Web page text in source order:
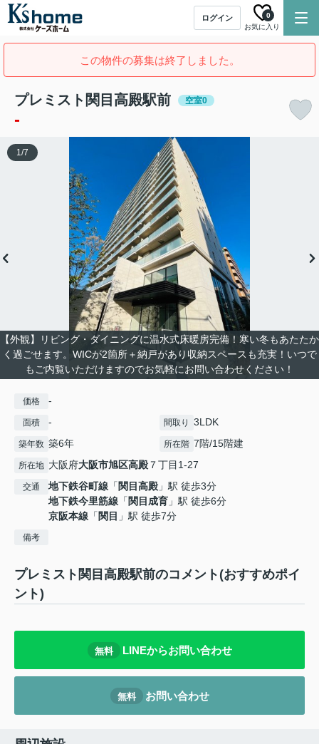
ログイン
お気に入り
0
この物件の募集は終了しました。
プレミスト関目高殿駅前 空室0
-
【外観】リビング・ダイニングに温水式床暖房完備！寒い冬もあたたか
く過ごせます。WICが2箇所＋納戸があり収納スペースも充実！いつで
もご内覧いただけますのでお気軽にお問い合わせください！
1/7
価格 -
面積 - 間取り 3LDK
築年数 築6年 所在階 7階/15階建
所在地 大阪府大阪市旭区高殿 ７丁目1-27
交通 地下鉄谷町線 「 関目高殿 」駅 徒歩3分
地下鉄今里筋線 「 関目成育 」駅 徒歩6分
京阪本線 「 関目 」駅 徒歩7分
備考
プレミスト関目高殿駅前のコメント(おすすめポイ
ント)
無料 LINEからお問い合わせ
無料 お問い合わせ